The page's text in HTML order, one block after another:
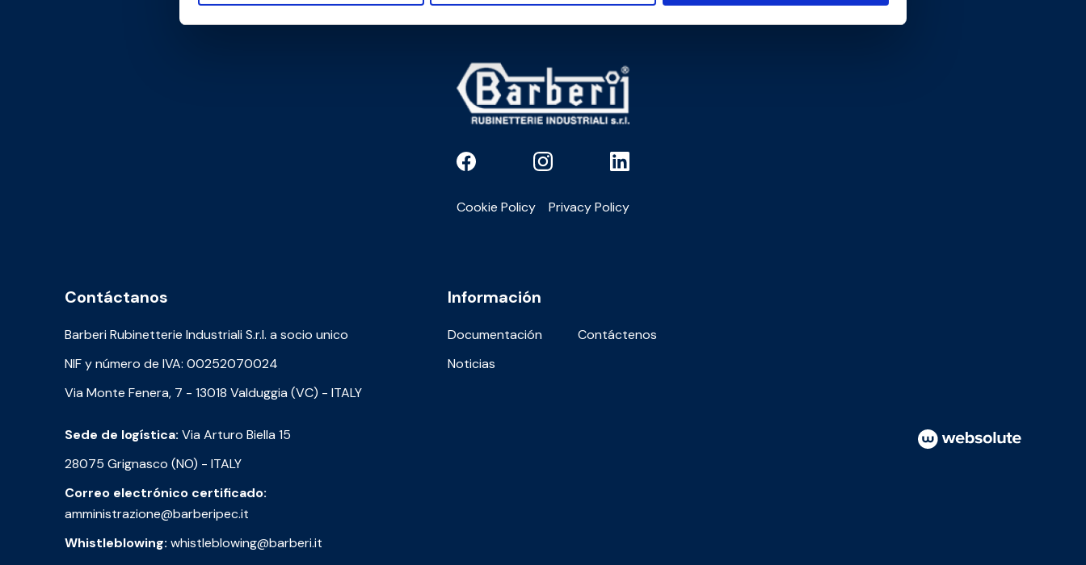
Cookie Policy Privacy Policy
Contáctanos
Barberi Rubinetterie Industriali S.r.l. a socio unico
NIF y número de IVA: 00252070024
Via Monte Fenera, 7 - 13018 Valduggia (VC) - ITALY
Sede de logística: Via Arturo Biella 15
28075 Grignasco (NO) - ITALY
Correo electrónico certificado:
amministrazione@barberipec.it
Whistleblowing: whistleblowing@barberi.it
Información
Documentación
Contáctenos
Noticias